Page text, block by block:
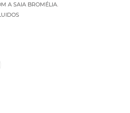
A SAIA BROMÉLIA.